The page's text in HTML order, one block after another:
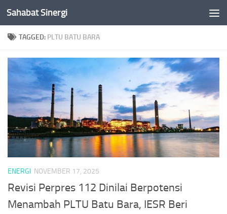
Skip to content
Sahabat Sinergi
TAGGED: PLTU BATU BARA
ENERGI NOVEMBER 17, 2025
Revisi Perpres 112 Dinilai Berpotensi
Menambah PLTU Batu Bara, IESR Beri